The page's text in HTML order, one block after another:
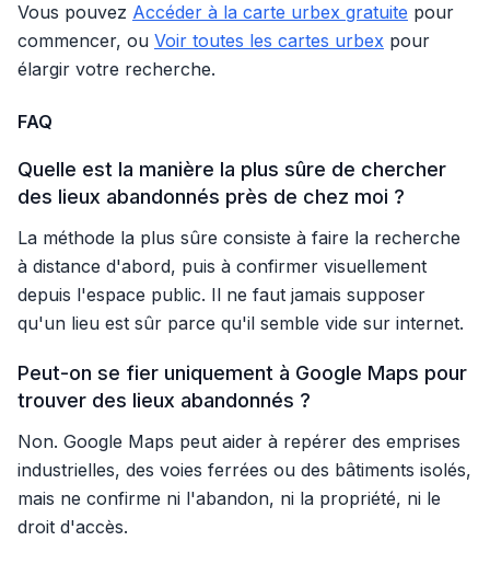
Vous pouvez Accéder à la carte urbex gratuite pour
commencer, ou Voir toutes les cartes urbex pour
élargir votre recherche.
FAQ
Quelle est la manière la plus sûre de chercher
des lieux abandonnés près de chez moi ?
La méthode la plus sûre consiste à faire la recherche
à distance d'abord, puis à confirmer visuellement
depuis l'espace public. Il ne faut jamais supposer
qu'un lieu est sûr parce qu'il semble vide sur internet.
Peut-on se fier uniquement à Google Maps pour
trouver des lieux abandonnés ?
Non. Google Maps peut aider à repérer des emprises
industrielles, des voies ferrées ou des bâtiments isolés,
mais ne confirme ni l'abandon, ni la propriété, ni le
droit d'accès.